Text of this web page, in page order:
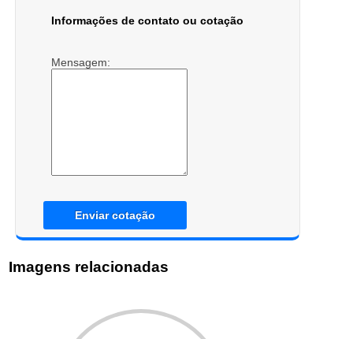
Informações de contato ou cotação
Mensagem:
Enviar cotação
Imagens relacionadas